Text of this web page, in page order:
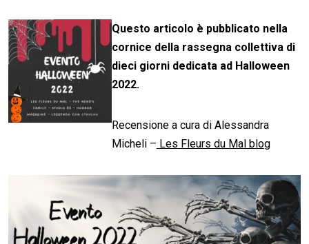
Questo articolo è pubblicato nella
cornice della rassegna collettiva di
dieci giorni dedicata ad Halloween
2022.
Recensione a cura di Alessandra
Micheli – Les Fleurs du Mal blog